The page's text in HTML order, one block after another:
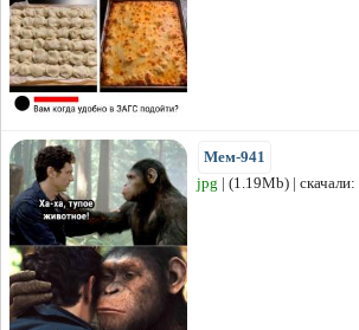
Мем-941
jpg | (1.19Mb) | скачали: